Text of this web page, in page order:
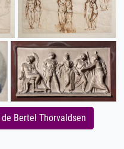
Bertel Thorvaldsen